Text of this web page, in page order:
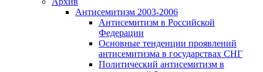
Антисемитизм 2003-2006
Антисемитизм в Российской
Федерации
Основные тенденции проявлений
антисемитизма в государствах СНГ
Политический антисемитизм в